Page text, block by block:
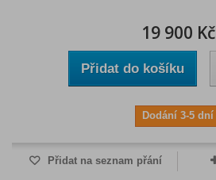
19 900 Kč
Přidat do košíku
Dodání 3-5 dní
Přidat na seznam přání